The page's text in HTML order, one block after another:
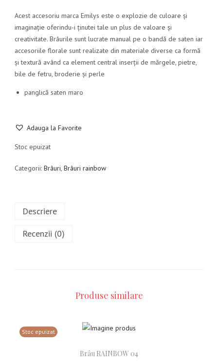
Acest accesoriu marca Emilys este o explozie de culoare și
imaginație oferindu-i ținutei tale un plus de valoare și
creativitate. Brâurile sunt lucrate manual pe o bandă de saten iar
accesoriile florale sunt realizate din materiale diverse ca formă
și textură având ca element central inserții de mărgele, pietre,
bile de fetru, broderie și perle
panglică saten maro
Adauga la Favorite
Stoc epuizat
Categorii: Brâuri Brâuri rainbow
Descriere
Recenzii (0)
Produse similare
Stoc epuizat
Brâu RAINBOW 04